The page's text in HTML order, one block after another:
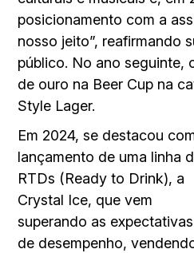
posicionamento com a
nosso jeito”, reafirmando
público. No ano seguinte,
de ouro na Beer Cup na
Style Lager.
Em 2024, se destacou
lançamento de uma linha
RTDs (Ready to Drink), a
Crystal Ice, que vem
superando as expectativas
de desempenho,